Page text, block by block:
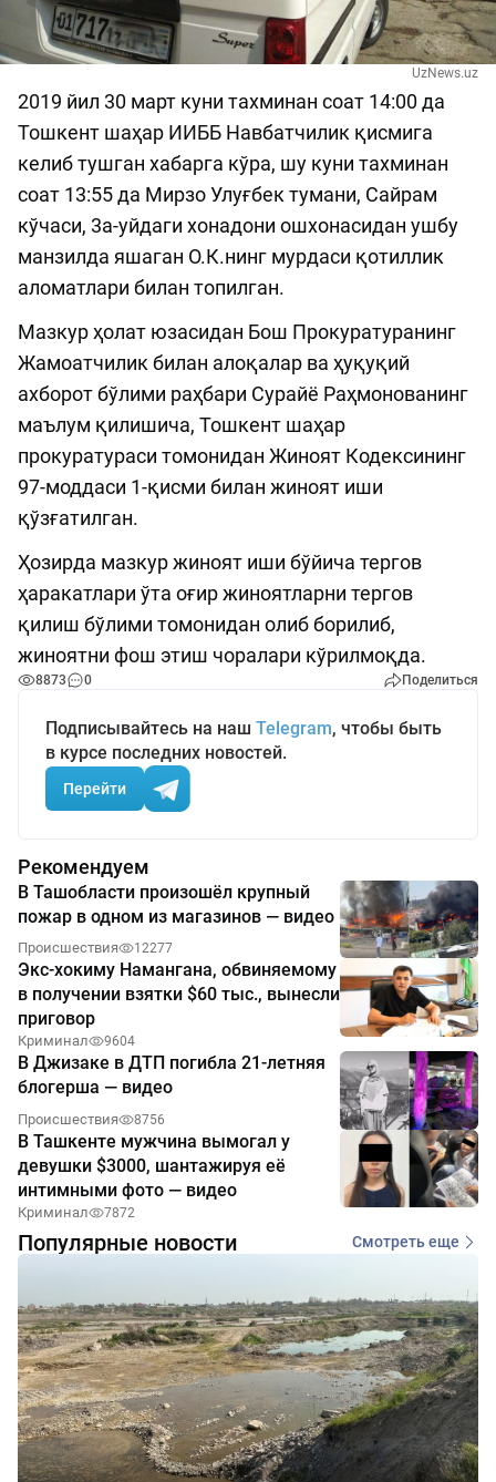
UzNews.uz
2019 йил 30 март куни тахминан соат 14:00 да
Тошкент шаҳар ИИББ Навбатчилик қисмига
келиб тушган хабарга кўра, шу куни тахминан
соат 13:55 да Мирзо Улуғбек тумани, Сайрам
кўчаси, 3а-уйдаги хонадони ошхонасидан ушбу
манзилда яшаган О.К.нинг мурдаси қотиллик
аломатлари билан топилган.
Мазкур ҳолат юзасидан Бош Прокуратуранинг
Жамоатчилик билан алоқалар ва ҳуқуқий
ахборот бўлими раҳбари Сурайё Раҳмонованинг
маълум қилишича, Тошкент шаҳар
прокуратураси томонидан Жиноят Кодексининг
97-моддаси 1-қисми билан жиноят иши
қўзғатилган.
Ҳозирда мазкур жиноят иши бўйича тергов
ҳаракатлари ўта оғир жиноятларни тергов
қилиш бўлими томонидан олиб борилиб,
жиноятни фош этиш чоралари кўрилмоқда.
8873 0 Поделиться
Подписывайтесь на наш Telegram, чтобы быть
в курсе последних новостей.
Перейти
Рекомендуем
В Ташобласти произошёл крупный
пожар в одном из магазинов — видео
Происшествия 12277
Экс-хокиму Намангана, обвиняемому
в получении взятки $60 тыс., вынесли
приговор
Криминал 9604
В Джизаке в ДТП погибла 21-летняя
блогерша — видео
Происшествия 8756
В Ташкенте мужчина вымогал у
девушки $3000, шантажируя её
интимными фото — видео
Криминал 7872
Популярные новости Смотреть еще